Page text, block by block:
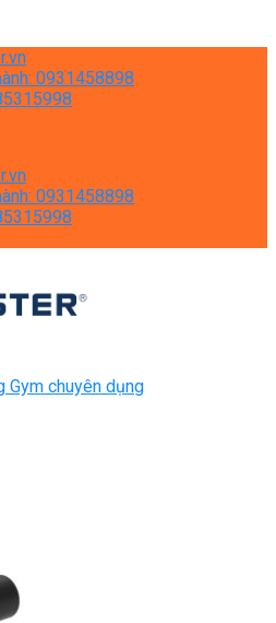
0931458898
0931458898
Dục
( Cardio )
Gym chuyên dụng